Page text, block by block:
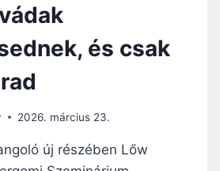
és csak
2026. március 23.
új részében Lőw